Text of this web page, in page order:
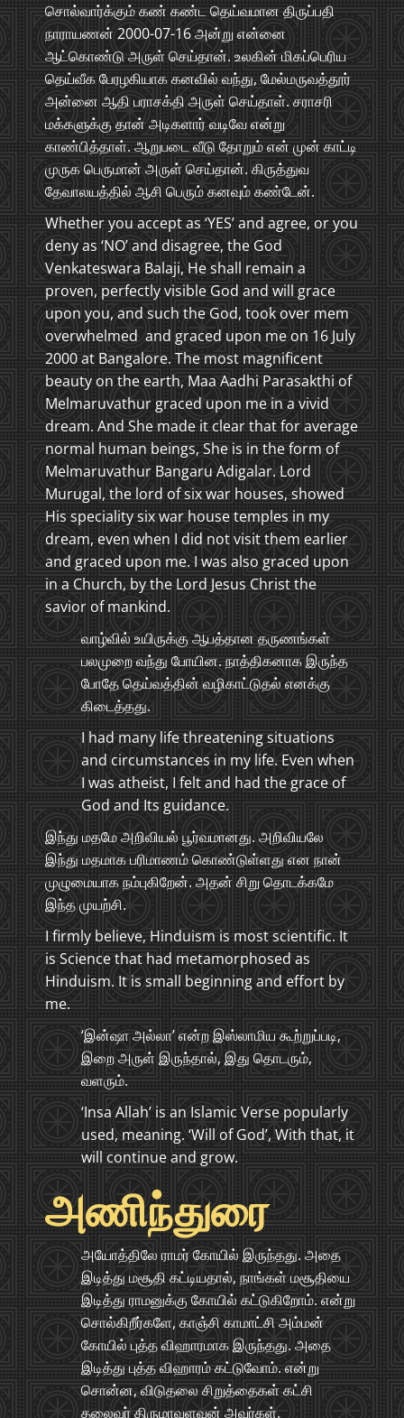
சொல்வார்க்கும் கண் கண்ட தெய்வமான திருப்பதி
நாராயணன் 2000-07-16 அன்று என்னை
ஆட்கொண்டு அருள் செய்தான். உலகின் மிகப்பெரிய
தெய்வீக பேரழகியாக கனவில் வந்து, மேல்மருவத்தூர்
அன்னை ஆதி பராசக்தி அருள் செய்தாள். சராசரி
மக்களுக்கு தான் அடிகளார் வடிவே என்று
காண்பித்தாள். ஆறுபடை வீடு தோறும் என் முன் காட்டி
முருக பெருமான் அருள் செய்தான். கிருத்துவ
தேவாலயத்தில் ஆசி பெரும் கனவும் கண்டேன்.
Whether you accept as ‘YES’ and agree, or you
deny as ‘NO’ and disagree, the God
Venkateswara Balaji, He shall remain a
proven, perfectly visible God and will grace
upon you, and such the God, took over mem
overwhelmed and graced upon me on 16 July
2000 at Bangalore. The most magnificent
beauty on the earth, Maa Aadhi Parasakthi of
Melmaruvathur graced upon me in a vivid
dream. And She made it clear that for average
normal human beings, She is in the form of
Melmaruvathur Bangaru Adigalar. Lord
Murugal, the lord of six war houses, showed
His speciality six war house temples in my
dream, even when I did not visit them earlier
and graced upon me. I was also graced upon
in a Church, by the Lord Jesus Christ the
savior of mankind.
வாழ்வில் உயிருக்கு ஆபத்தான தருணங்கள்
பலமுறை வந்து போயின. நாத்திகனாக இருந்த
போதே தெய்வத்தின் வழிகாட்டுதல் எனக்கு
கிடைத்தது.
I had many life threatening situations
and circumstances in my life. Even when
I was atheist, I felt and had the grace of
God and Its guidance.
இந்து மதமே அறிவியல் பூர்வமானது. அறிவியலே
இந்து மதமாக பரிமாணம் கொண்டுள்ளது என நான்
முழுமையாக நம்புகிறேன். அதன் சிறு தொடக்கமே
இந்த முயற்சி.
I firmly believe, Hinduism is most scientific. It
is Science that had metamorphosed as
Hinduism. It is small beginning and effort by
me.
‘இன்ஷா அல்லா’ என்ற இஸ்லாமிய கூற்றுப்படி,
இறை அருள் இருந்தால், இது தொடரும்,
வளரும்.
‘Insa Allah’ is an Islamic Verse popularly
used, meaning. ‘Will of God’, With that, it
will continue and grow.
அணிந்துரை
அயோத்திலே ராமர் கோயில் இருந்தது. அதை
இடித்து மசூதி கட்டியதால், நாங்கள் மசூதியை
இடித்து ராமனுக்கு கோயில் கட்டுகிறோம். என்று
சொல்கிறீர்களே, காஞ்சி காமாட்சி அம்மன்
கோயில் புத்த விஹாரமாக இருந்தது. அதை
இடித்து புத்த விஹாரம் கட்டுவோம். என்று
சொன்ன, விடுதலை சிறுத்தைகள் கட்சி
தலைவர் திருமாவளவன் அவர்கள்.